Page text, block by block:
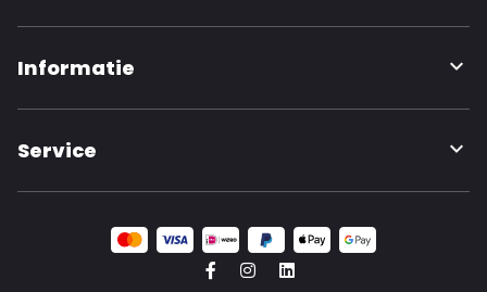
Informatie
Service